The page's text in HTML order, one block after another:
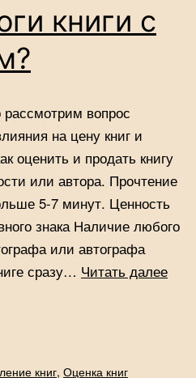
книги с
рассмотрим вопрос
на цену книг и
оценить и продать книгу
или автора. Прочтение
5-7 минут. Ценность
знака Наличие любого
или автографа
сразу… Читать далееТак
книг, Оценка книг